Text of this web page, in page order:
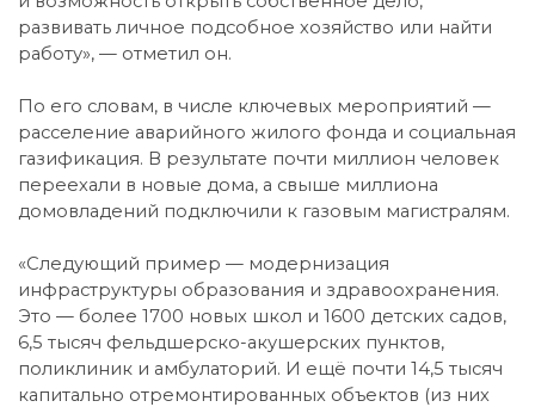
развивать личное подсобное хозяйство или найти
работу», — отметил он.
По его словам, в числе ключевых мероприятий —
расселение аварийного жилого фонда и социальная
газификация. В результате почти миллион человек
переехали в новые дома, а свыше миллиона
домовладений подключили к газовым магистралям.
«Следующий пример — модернизация
инфраструктуры образования и здравоохранения.
Это — более 1700 новых школ и 1600 детских садов,
6,5 тысяч фельдшерско-акушерских пунктов,
поликлиник и амбулаторий. И ещё почти 14,5 тысяч
капитально отремонтированных объектов (из них